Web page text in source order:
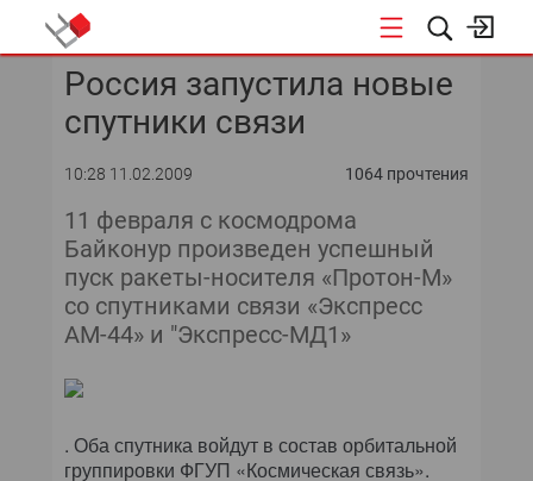
КОНФЕРЕНЦИИ
ИТ-ИНФРАСТРУКТУРА
Россия запустила новые
спутники связи
10:28 11.02.2009 1064 прочтения
11 февраля с космодрома
Байконур произведен успешный
пуск ракеты-носителя «Протон-М»
со спутниками связи «Экспресс
АМ-44» и "Экспресс-МД1»
. Оба спутника войдут в состав орбитальной
группировки ФГУП «Космическая связь».